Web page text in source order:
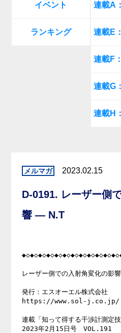
イベント
ランキング
連載A
連載E
連載F
連載G
連載H
2023.02.15
D-0191. レーザー側
響 — N.T
レーザー側での入射角変化の影響
発行：エスオーエル株式会社
https://www.sol-j.co.jp/
連載「知って得する干渉計測定技
2023年2月15日号　VOL.191